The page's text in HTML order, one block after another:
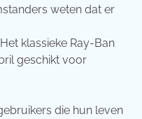
weten dat er
klassieke Ray-Ban
geschikt voor
die hun leven